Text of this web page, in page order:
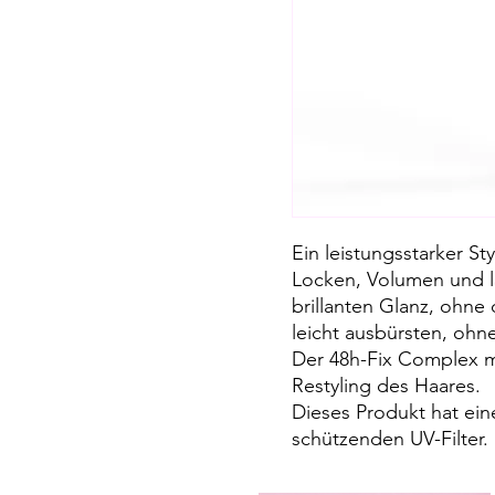
Ein leistungsstarker
Locken, Volumen und
brillanten Glanz, ohne
leicht ausbürsten,
Der 48h-Fix Complex
Restyling des Haares.
Dieses Produkt hat
schützenden UV-Filter.